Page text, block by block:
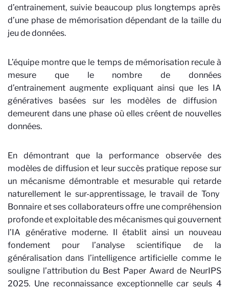
d’entrainement, suivie beaucoup plus longtemps après
d’une phase de mémorisation dépendant de la taille du
jeu de données.
L’équipe montre que le temps de mémorisation recule à
mesure que le nombre de données
d’entrainementaugmente expliquantainsi que les IA
génératives basées sur les modèles de diffusion
demeurent dans une phase où elles créentde nouvelles
données.
En démontrant que la performance observéedes
modèles de diffusionet leur succès pratique repose sur
un mécanisme démontrable et mesurable qui retarde
naturellement le sur-apprentissage, le travailde Tony
Bonnaire et ses collaborateursoffre une compréhension
profonde etexploitable des mécanismes qui gouvernent
l’IA générative moderne. Ilétablit ainsi un nouveau
fondement pour l’analyse scientifique de la
généralisation dans l’intelligence artificielle comme le
souligne l’attribution du Best Paper Award de NeurIPS
2025. Une reconnaissance exceptionnellecar seuls 4